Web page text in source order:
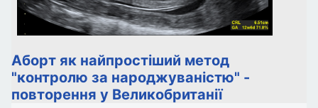
Аборт як найпростіший метод
"контролю за народжуваністю" -
повторення у Великобританії